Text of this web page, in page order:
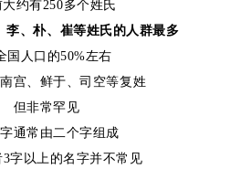
大约有250多个姓氏
李、朴、崔等姓氏的人群最多
国人口的50%左右
宫、鲜于、司空等复姓
但非常罕见
通常由二个字组成
字以上的名字并不常见